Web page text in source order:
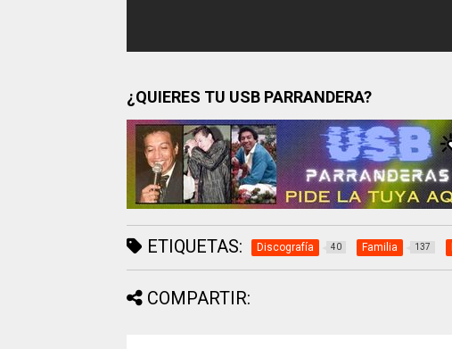
¿QUIERES TU USB PARRANDERA?
ETIQUETAS: Discografía 40 Familia 137
COMPARTIR: